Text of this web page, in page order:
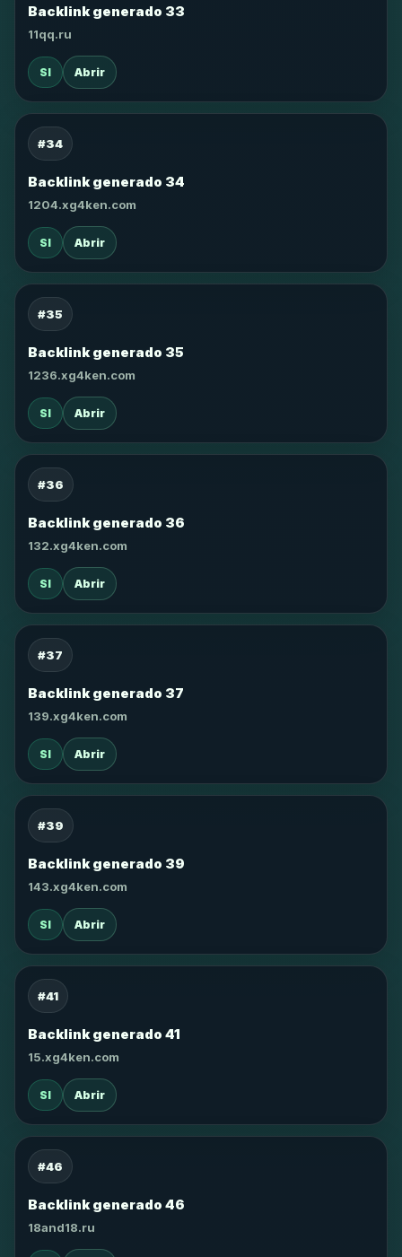
Backlink generado 33
11qq.ru
SI Abrir
#34
Backlink generado 34
1204.xg4ken.com
SI Abrir
#35
Backlink generado 35
1236.xg4ken.com
SI Abrir
#36
Backlink generado 36
132.xg4ken.com
SI Abrir
#37
Backlink generado 37
139.xg4ken.com
SI Abrir
#39
Backlink generado 39
143.xg4ken.com
SI Abrir
#41
Backlink generado 41
15.xg4ken.com
SI Abrir
#46
Backlink generado 46
18and18.ru